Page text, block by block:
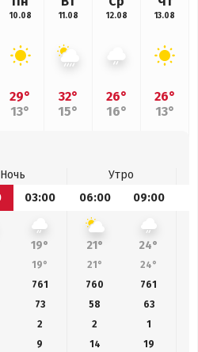
10.08
29°
13°
11.08
32°
15°
12.08
26°
16°
13.08
26°
13°
Ночь
Утро
03:00 06:00 09:00
19° 21° 24°
19° 21° 24°
761 760 761
73 58 63
2 2
1
9 14 19